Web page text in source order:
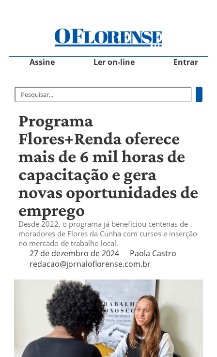
Assine Ler on-line Entrar
Programa
Flores+Renda oferece
mais de 6 mil horas de
capacitação e gera
novas oportunidades de
emprego
Desde 2022, o programa já beneficiou centenas de
moradores de Flores da Cunha com cursos e inserção
no mercado de trabalho local.
27 de dezembro de 2024
Paola Castro
redacao@jornaloflorense.com.br